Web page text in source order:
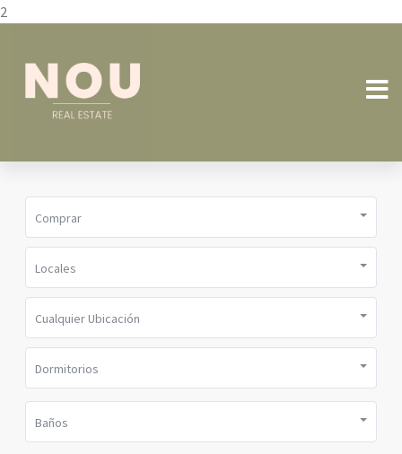
2
Comprar
Locales
Cualquier Ubicación
Dormitorios
Baños